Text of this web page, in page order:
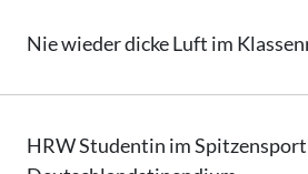
Nie wieder dicke Luft im
HRW Studentin im